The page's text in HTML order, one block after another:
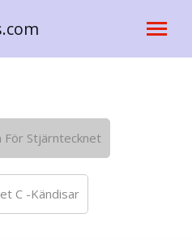
För Stjärntecknet
C -Kändisar